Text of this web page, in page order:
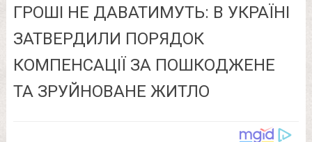
ГРОШІ НЕ ДАВАТИМУТЬ: В УКРАЇНІ
ЗАТВЕРДИЛИ ПОРЯДОК
КОМПЕНСАЦІЇ ЗА ПОШКОДЖЕНЕ
ТА ЗРУЙНОВАНЕ ЖИТЛО